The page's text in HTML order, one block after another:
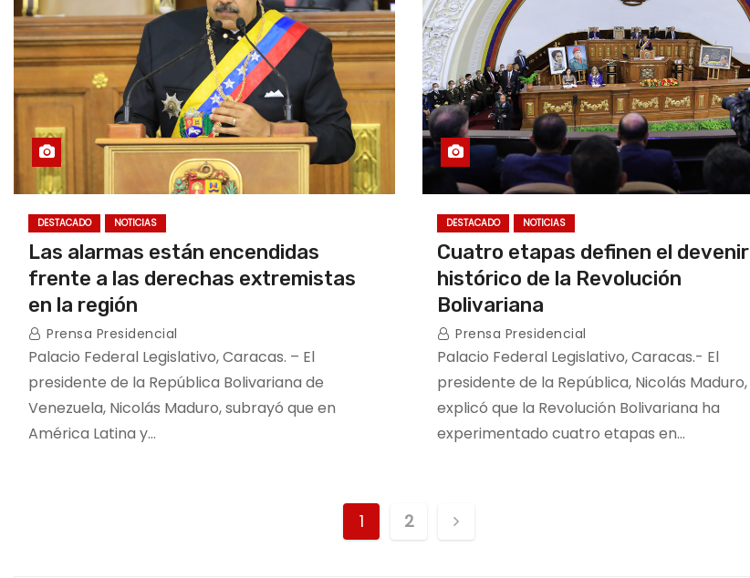
DESTACADO NOTICIAS
Las alarmas están encendidas
frente a las derechas extremistas
en la región
Prensa Presidencial
Palacio Federal Legislativo, Caracas. – El
presidente de la República Bolivariana de
Venezuela, Nicolás Maduro, subrayó que en
América Latina y…
DESTACADO NOTICIAS
Cuatro etapas definen el devenir
histórico de la Revolución
Bolivariana
Prensa Presidencial
Palacio Federal Legislativo, Caracas.- El
presidente de la República, Nicolás Maduro,
explicó que la Revolución Bolivariana ha
experimentado cuatro etapas en…
1 2